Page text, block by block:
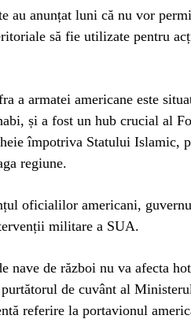
au anunțat luni că nu vor
să fie utilizate pentru
a armatei americane este
și a fost un hub crucial al
împotriva Statului Islamic,
regiune.
oficialilor americani,
militare a SUA.
nave de război nu va afecta
purtătorul de cuvânt al
referire la portavionul